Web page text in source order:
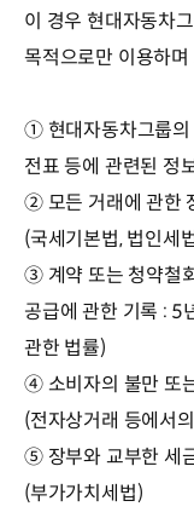
이 경우 현대자동차
목적으로만 이용하
① 현대자동차그룹의
전표 등에 관련된 정
② 모든 거래에 관한
(국세기본법, 법인세
③ 계약 또는 청약철
공급에 관한 기록 : 5
관한 법률)
④ 소비자의 불만 또
(전자상거래 등에서
⑤ 장부와 교부한 세
(부가가치세법)